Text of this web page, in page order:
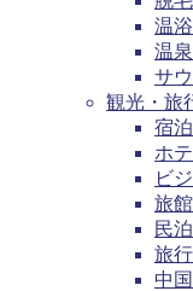
温
温
サ
観光・旅
宿
ホ
ビ
旅
民
旅
中